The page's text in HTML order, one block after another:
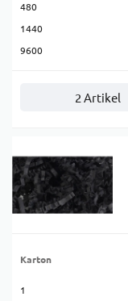
480
1440
9600
2 Artikel
Karton
1